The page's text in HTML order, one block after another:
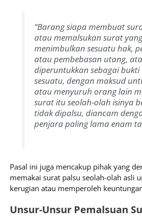
“Barang siapa membuat
atau memalsukan surat
menimbulkan sesuatu hak,
atau pembebasan utang,
diperuntukkan sebagai
sesuatu, dengan maksud
atau menyuruh orang lain
surat itu seolah-olah isinya
tidak dipalsu, diancam
penjara paling lama enam
Pasal ini juga mencakup pihak yang
memakai surat palsu seolah-olah asli
kerugian atau memperoleh
Unsur-Unsur Pemalsuan